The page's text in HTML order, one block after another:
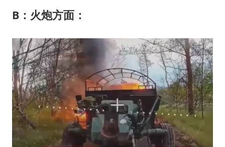
B：火炮方面：